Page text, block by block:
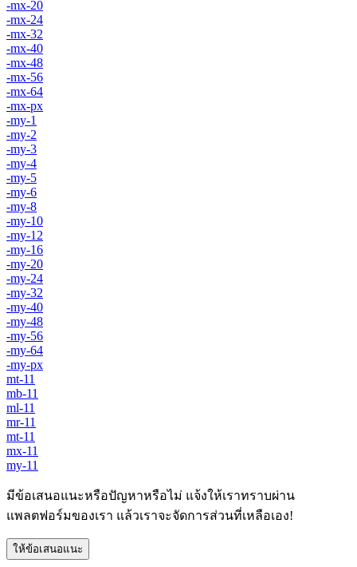
-mx-20
-mx-24
-mx-32
-mx-40
-mx-48
-mx-56
-mx-64
-mx-px
-my-1
-my-2
-my-3
-my-4
-my-5
-my-6
-my-8
-my-10
-my-12
-my-16
-my-20
-my-24
-my-32
-my-40
-my-48
-my-56
-my-64
-my-px
mt-11
mb-11
ml-11
mr-11
mt-11
mx-11
my-11
มีข้อเสนอแนะหรือปัญหาหรือไม่ แจ้งให้เราทราบผ่าน
แพลตฟอร์มของเรา แล้วเราจะจัดการส่วนที่เหลือเอง!
ให้ข้อเสนอแนะ